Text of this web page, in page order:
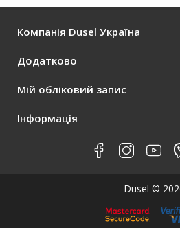
Компанія Dusel Україна
Додатково
Мій обліковий запис
Інформація
Dusel ©